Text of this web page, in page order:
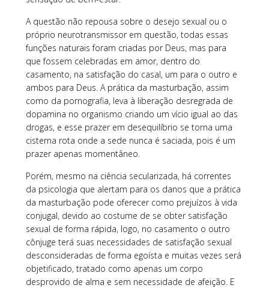
A questão não repousa sobre o desejo sexual ou o
próprio neurotransmissor em questão, todas essas
funções naturais foram criadas por Deus, mas para
que fossem celebradas em amor, dentro do
casamento, na satisfação do casal, um para o outro e
ambos para Deus. A prática da masturbação, assim
como da pornografia, leva à liberação desregrada de
dopamina no organismo criando um vício igual ao das
drogas, e esse prazer em desequilíbrio se torna uma
cisterna rota onde a sede nunca é saciada, pois é um
prazer apenas momentâneo.
Porém, mesmo na ciência secularizada, há correntes
da psicologia que alertam para os danos que a prática
da masturbação pode oferecer como prejuízos à vida
conjugal, devido ao costume de se obter satisfação
sexual de forma rápida, logo, no casamento o outro
cônjuge terá suas necessidades de satisfação sexual
desconsideradas de forma egoísta e muitas vezes será
objetificado, tratado como apenas um corpo
desprovido de alma e sem necessidade de afeição. E